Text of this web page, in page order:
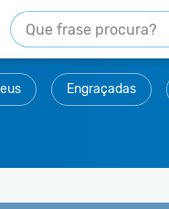
Engraçadas